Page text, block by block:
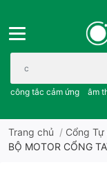
Bạn cần tìm gì..;
công tắc cảm ứng âm
Trang chủ / Cổng Tự
BỘ MOTOR CỔNG